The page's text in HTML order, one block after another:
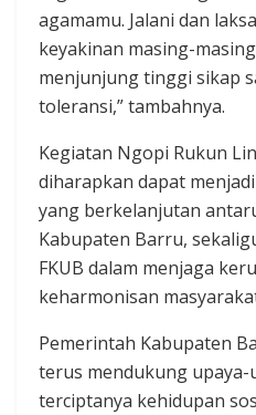
agamamu. Jalani dan
keyakinan masing-
menjunjung tinggi sikap
toleransi,” tambahnya.
Kegiatan Ngopi Rukun
diharapkan dapat
yang berkelanjutan
Kabupaten Barru,
FKUB dalam menjaga
keharmonisan
Pemerintah Kabupaten
terus mendukung
terciptanya kehidupan